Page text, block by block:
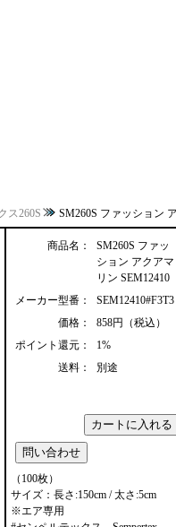
ス260S SM260S ファッション
商品名：
SM260S ファッ
ション アクアマ
リン SEM12410
メーカー型番：
SEM12410#F3T3
価格：
858円（税込）
ポイント還元：
1%
送料：
別途
（100枚）
サイズ：長さ:150cm / 太さ:5cm
※エア専用